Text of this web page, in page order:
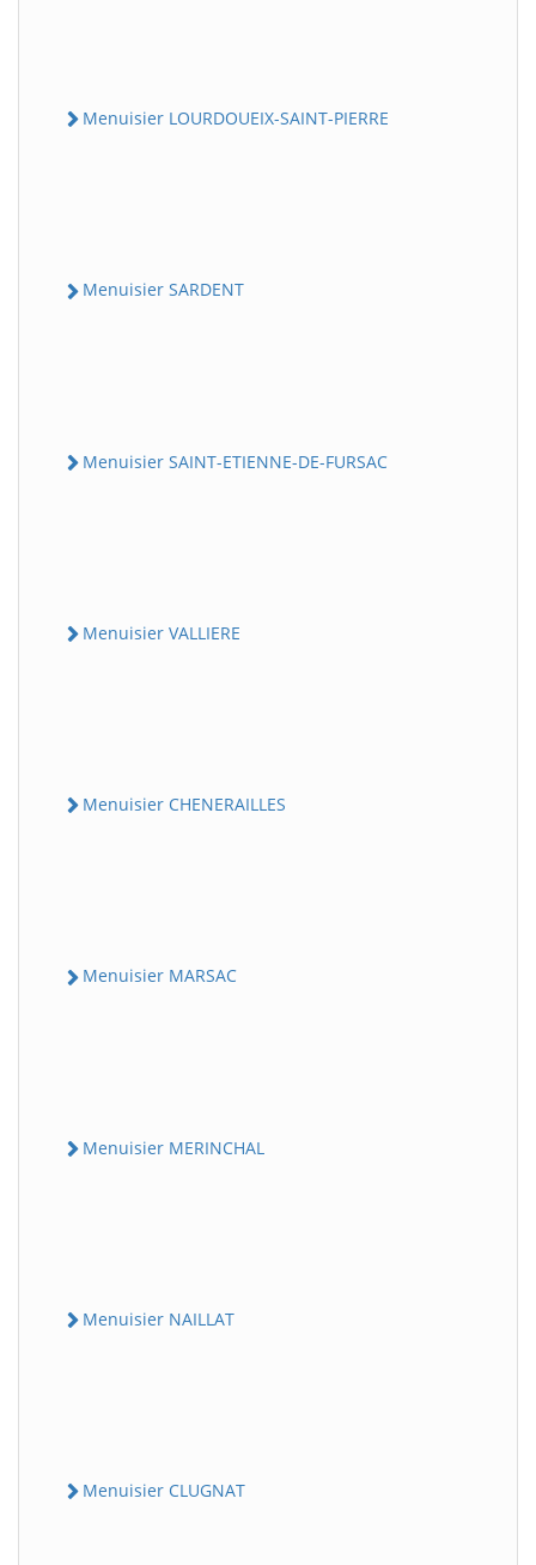
Menuisier LOURDOUEIX-SAINT-PIERRE
Menuisier SARDENT
Menuisier SAINT-ETIENNE-DE-FURSAC
Menuisier VALLIERE
Menuisier CHENERAILLES
Menuisier MARSAC
Menuisier MERINCHAL
Menuisier NAILLAT
Menuisier CLUGNAT